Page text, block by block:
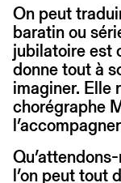
On peut
baratin ou
jubilatoire est
donne tout à
imaginer. Elle
chorégraphe
l’on peut tout